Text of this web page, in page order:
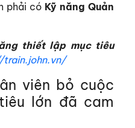
phải có Kỹ năng Quản
thiết lập mục tiêu
viên bỏ cuộc
lớn đã cam